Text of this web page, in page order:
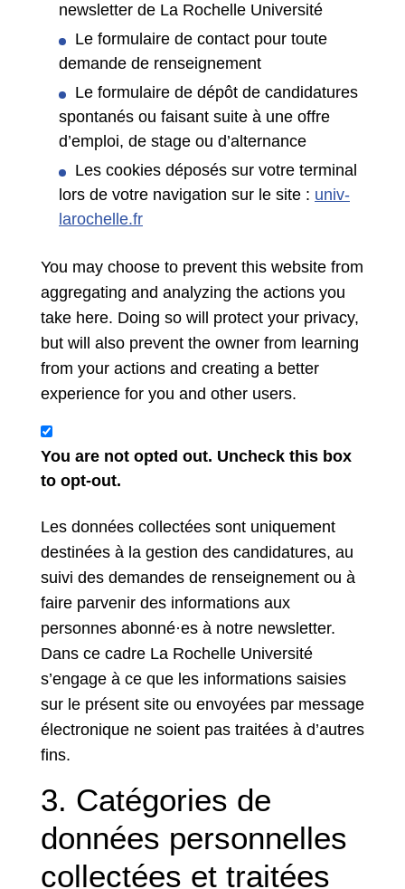
newsletter de La Rochelle Université
Le formulaire de contact pour toute
demande de renseignement
Le formulaire de dépôt de candidatures
spontanés ou faisant suite à une offre
d’emploi, de stage ou d’alternance
Les cookies déposés sur votre terminal
lors de votre navigation sur le site : univ-
larochelle.fr
You may choose to prevent this website from
aggregating and analyzing the actions you
take here. Doing so will protect your privacy,
but will also prevent the owner from learning
from your actions and creating a better
experience for you and other users.
You are not opted out. Uncheck this box
to opt-out.
Les données collectées sont uniquement
destinées à la gestion des candidatures, au
suivi des demandes de renseignement ou à
faire parvenir des informations aux
personnes abonné·es à notre newsletter.
Dans ce cadre La Rochelle Université
s’engage à ce que les informations saisies
sur le présent site ou envoyées par message
électronique ne soient pas traitées à d’autres
fins.
3. Catégories de
données personnelles
collectées et traitées